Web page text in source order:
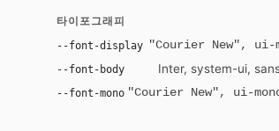
타이포그래피
--font-display "Courier New", ui-
--font-body
Inter, system-ui,
--font-mono "Courier New", ui-